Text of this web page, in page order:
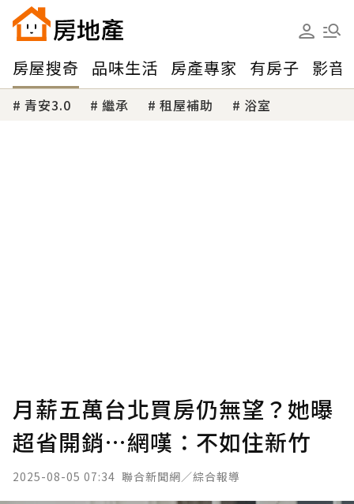
房屋搜奇 品味生活 房產專家 有房子 影音
青安3.0 繼承 租屋補助 浴室
月薪五萬台北買房仍無望？她曝
超省開銷…網嘆：不如住新竹
2025-08-05 07:34 聯合新聞網／綜合報導